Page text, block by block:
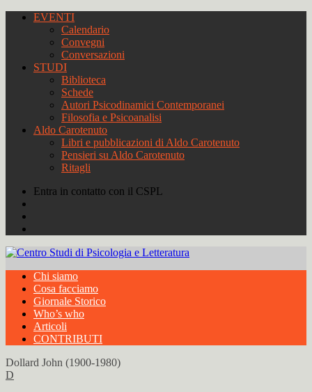
EVENTI
Calendario
Convegni
Conversazioni
STUDI
Biblioteca
Schede
Autori Psicodinamici Contemporanei
Filosofia e Psicoanalisi
Aldo Carotenuto
Libri e pubblicazioni di Aldo Carotenuto
Pensieri su Aldo Carotenuto
Ritagli
Entra in contatto con il CSPL
Chi siamo
Cosa facciamo
Giornale Storico
Who’s who
Articoli
CONTRIBUTI
Dollard John (1900-1980)
D